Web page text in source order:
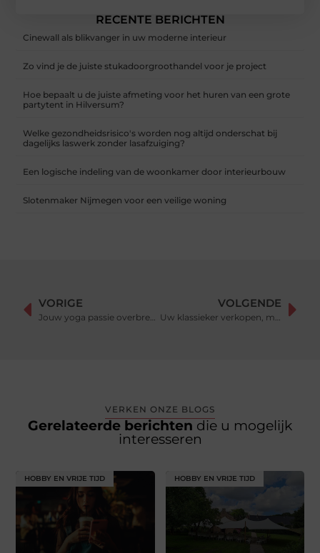
RECENTE BERICHTEN
Cinewall als blikvanger in uw moderne interieur
Zo vind je de juiste stukadoorgroothandel voor je project
Hoe bepaalt u de juiste afmeting voor het huren van een grote
partytent in Hilversum?
Welke gezondheidsrisico's worden nog altijd onderschat bij
dagelijks laswerk zonder lasafzuiging?
Een logische indeling van de woonkamer door interieurbouw
Slotenmaker Nijmegen voor een veilige woning
VORIGE
Jouw yoga passie overbrengen aan anderen?
VOLGENDE
Uw klassieker verkopen, maar wat is de waarde ervan eigenlijk?
VERKEN ONZE BLOGS
Gerelateerde berichten die u mogelijk
interesseren
HOBBY EN VRIJE TIJD HOBBY EN VRIJE TIJD